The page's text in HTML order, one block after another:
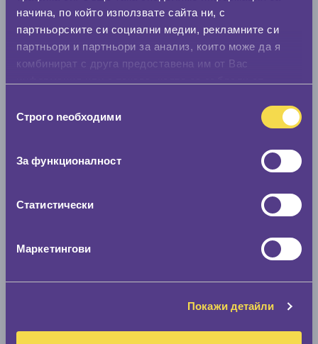
начина, по който използвате сайта ни, с
партньорските си социални медии, рекламните си
партньори и партньори за анализ, които може да я
комбинират с друга предоставена им от Вас
наСтрого nеобходими
За функционалност
Статистически
Маркетингови
Покажи детайли